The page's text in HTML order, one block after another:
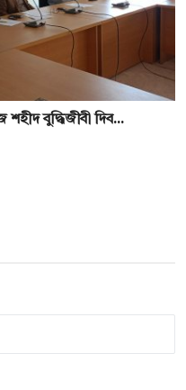
বুদ্ধিজীবী দিব...